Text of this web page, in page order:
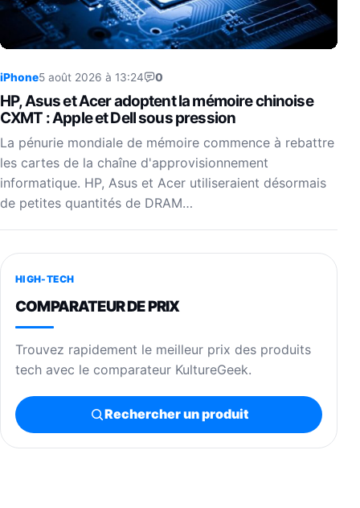
iPhone5 août 2026 à 13:24 0
HP, Asus et Acer adoptent la mémoire chinoise
CXMT : Apple et Dell sous pression
La pénurie mondiale de mémoire commence à rebattre
les cartes de la chaîne d'approvisionnement
informatique. HP, Asus et Acer utiliseraient désormais
de petites quantités de DRAM…
HIGH-TECH
COMPARATEUR DE PRIX
Trouvez rapidement le meilleur prix des produits
tech avec le comparateur KultureGeek.
Rechercher un produit